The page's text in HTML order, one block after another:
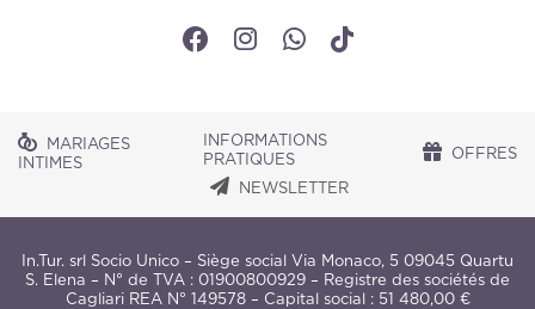
MARIAGES
INTIMES
INFORMATIONS
PRATIQUES
OFFRES
NEWSLETTER
In.Tur. srl Socio Unico – Siège social Via Monaco, 5 09045 Quartu
S. Elena – N° de TVA : 01900800929 – Registre des sociétés de
Cagliari REA N° 149578 – Capital social : 51 480,00 €